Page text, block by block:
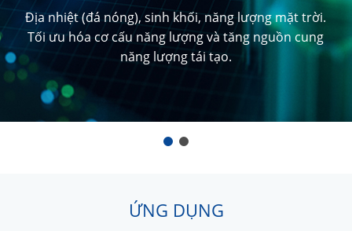
Địa nhiệt (đá nóng), sinh khối, năng lượng mặt trời.
Tối ưu hóa cơ cấu năng lượng và tăng nguồn cung
năng lượng tái tạo.
Thu hồi nhiệt thải (Nhiệt thải công nghiệp) Tái chế tài
nguyên thải để phát điện, tiết kiệm năng lượng sơ
cấp, nâng cao hiệu quả kinh tế và giảm ô nhiễm
ỨNG DỤNG